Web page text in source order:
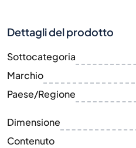
Dettagli del prodotto
Sottocategoria
Marchio
Paese/Regione
Dimensione
Contenuto